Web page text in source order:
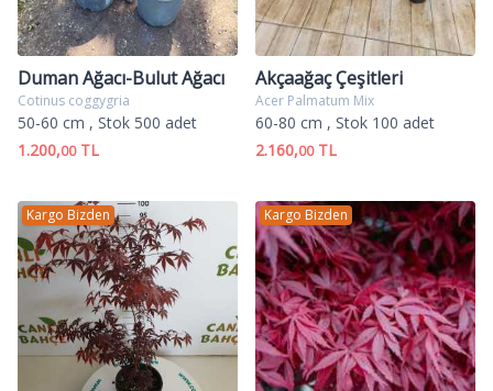
Duman Ağacı-Bulut Ağacı
Cotinus coggygria
50-60 cm , Stok 500 adet
1.200,00TL
Akçaağaç Çeşitleri
Acer Palmatum Mix
60-80 cm , Stok 100 adet
2.160,00TL
Kargo Bizden Kargo Bizden